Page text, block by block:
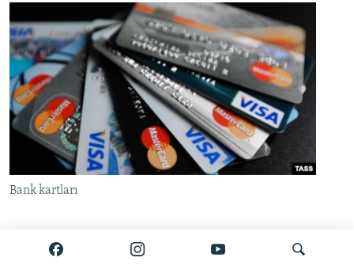
Bank kartları
bir çox müştərinin kartından vəsait silinməsi ilə